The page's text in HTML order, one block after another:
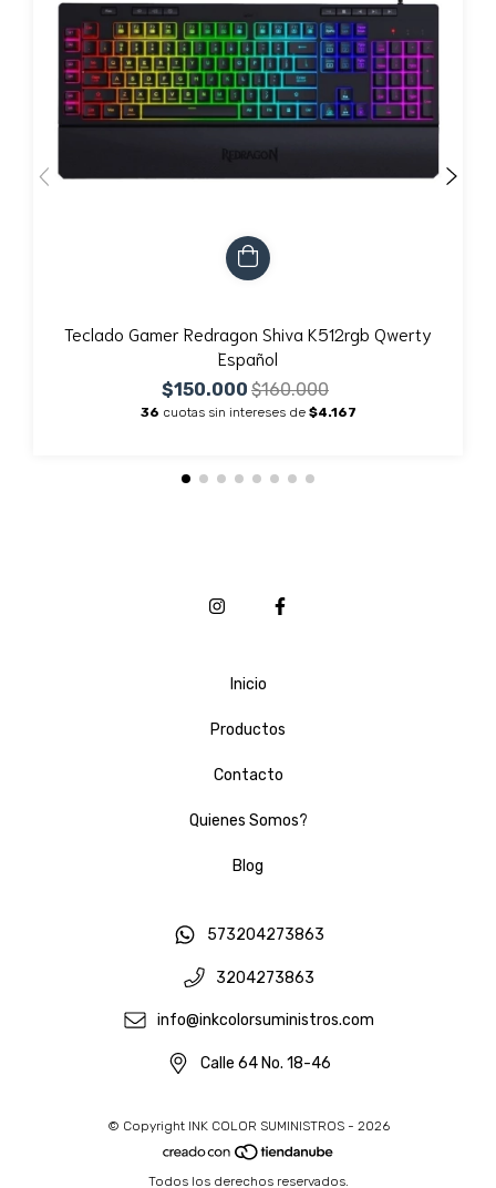
Teclado Gamer Redragon Shiva K512rgb Qwerty
Español
$150.000 $160.000
36 cuotas sin intereses de $4.167
Inicio
Productos
Contacto
Quienes Somos?
Blog
573204273863
3204273863
info@inkcolorsuministros.com
Calle 64 No. 18-46
© Copyright INK COLOR SUMINISTROS - 2026
Todos los derechos reservados.